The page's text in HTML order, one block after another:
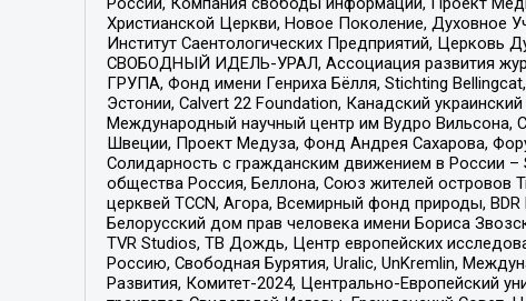
Христианской Церкви, Новое Поколение, Духовное
Институт Саентологических Предприятий, Церковь
СВОБОДНЫЙ ИДЕЛЬ-УРАЛ, Ассоциация развития
ГРУПА, Фонд имени Генриха Бёлля, Stichting
Эстонии, Calvert 22 Foundation, Канадский
Международный научный центр им Вудро Вильсона,
Швеции, Проект Медуза, Фонд Андрея Сахарова,
Солидарность с гражданским движением в России –
общества Россия, Беллона, Союз жителей островов
церквей TCCN, Агора, Всемирный фонд природы,
Белорусский дом прав человека имени Бориса
TVR Studios, ТВ Дождь, Центр европейских
Россию, Свободная Бурятия, Uralic, UnKremlin,
Развития, Комитет-2024, Центрально-Европейский